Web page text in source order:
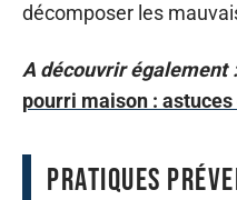
décomposer les
A découvrir également :
pourri maison :
Pratiques